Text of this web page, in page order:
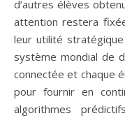
d’autres élèves
attention restera
leur utilité
système mondial de
connectée et chaque
pour fournir en
algorithmes